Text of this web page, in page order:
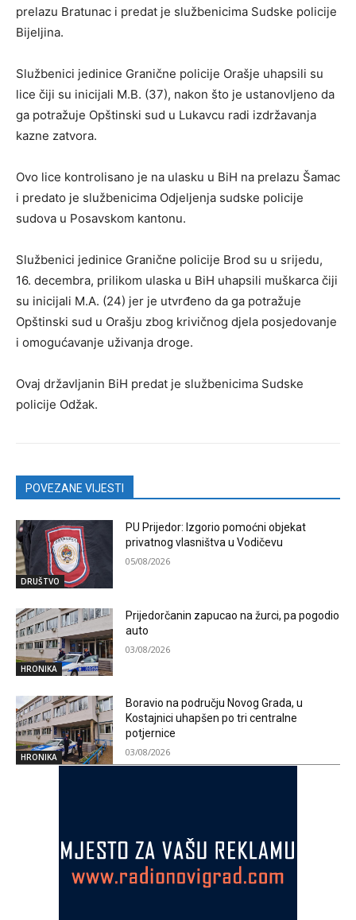
prelazu Bratunac i predat je službenicima Sudske policije
Bijeljina.
Službenici jedinice Granične policije Orašje uhapsili su
lice čiji su inicijali M.B. (37), nakon što je ustanovljeno da
ga potražuje Opštinski sud u Lukavcu radi izdržavanja
kazne zatvora.
Ovo lice kontrolisano je na ulasku u BiH na prelazu Šamac
i predato je službenicima Odjeljenja sudske policije
sudova u Posavskom kantonu.
Službenici jedinice Granične policije Brod su u srijedu,
16. decembra, prilikom ulaska u BiH uhapsili muškarca čiji
su inicijali M.A. (24) jer je utvrđeno da ga potražuje
Opštinski sud u Orašju zbog krivičnog djela posjedovanje
i omogućavanje uživanja droge.
Ovaj državljanin BiH predat je službenicima Sudske
policije Odžak.
POVEZANE VIJESTI
DRUŠTVO
PU Prijedor: Izgorio pomoćni objekat
privatnog vlasništva u Vodičevu
05/08/2026
HRONIKA
Prijedorčanin zapucao na žurci, pa pogodio
auto
03/08/2026
HRONIKA
Boravio na području Novog Grada, u
Kostajnici uhapšen po tri centralne
potjernice
03/08/2026